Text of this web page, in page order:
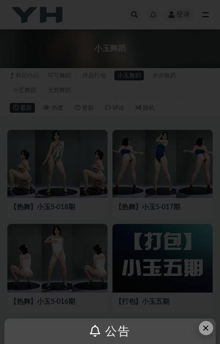
登录
小玉舞蹈
可可舞蹈 作品打包 小玉舞蹈 夕夕舞蹈
小艺舞蹈 允慧舞蹈
最新 热度 更新 评论 随机
【热舞】小玉5-018期 【热舞】小玉5-017期
【热舞】小玉5-016期 【打包】小玉五期
×
公告